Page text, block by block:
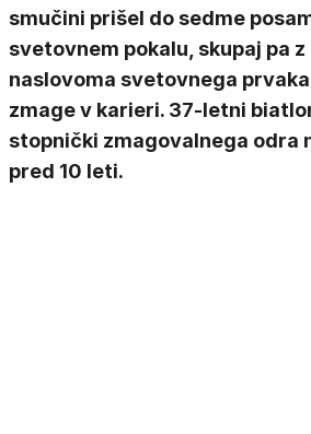
smučini prišel do sedme
svetovnem pokalu, skupaj pa
naslovoma svetovnega
zmage v karieri. 37-letni
stopnički zmagovalnega odra
pred 10 leti.